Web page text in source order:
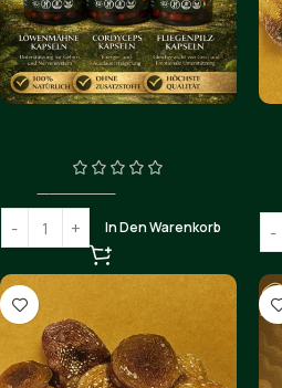
€105.00
In Den Warenkorb